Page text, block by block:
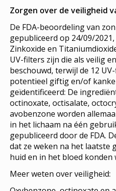
Zorgen over de veiligheid
De FDA-beoordeling van
gepubliceerd op 24/09/
Zinkoxide en
UV-filters zijn die als veilig
beschouwd, terwijl de 12
potentieel giftig en/of
geïdentificeerd: De
octinoxate, octisalate,
avobenzone worden
in het lichaam na één
gepubliceerd door de FDA.
dat ze weken na het laatste
huid en in het bloed
Meer weten over veiligheid: